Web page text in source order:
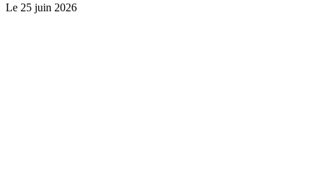
Le 25 juin 2026